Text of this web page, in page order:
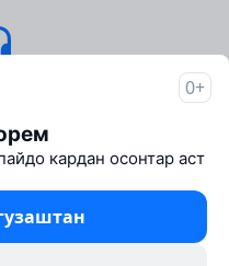
program
0+
кардан осонтар аст